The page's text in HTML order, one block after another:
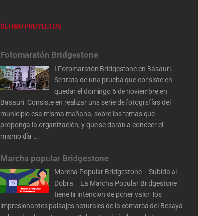
ÚLTIMO PROYECTOS
Fotomaratón Bridgestone
I Fotomaratón Bridgestone en Basauri.
Se trata de una prueba que consiste en
quedar el domingo 6 de noviembre en
Basauri. Consiste en realizar una serie de fotografías del
municipio esa misma mañana, sobre los temas que
proponga la organización, y que se darán a conocer el
mismo día …
Marcha popular Bridgestone
Marcha Popular Bridgestone – Subida al
Dobra La Marcha Popular Bridgestone
tiene la intención de poner valor los
impresionantes paisajes naturales de la comarca del Besaya